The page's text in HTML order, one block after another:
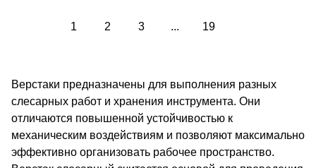
1 2 3 ... 19
Верстаки предназначены для выполнения разных
слесарных работ и хранения инструмента. Они
отличаются повышенной устойчивостью к
механическим воздействиям и позволяют максимально
эффективно организовать рабочее пространство.